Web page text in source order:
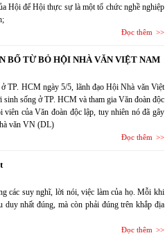
Hội để Hội thực sự là một tổ chức nghề nghiệp
Đọc thêm
BỐ TỪ BỎ HỘI NHÀ VĂN VIỆT NAM
TP. HCM ngày 5/5, lãnh đạo Hội Nhà văn Việt
sống ở TP. HCM và tham gia Văn đoàn độc
của Văn đoàn độc lập, tuy nhiên nó đã gây
văn VN (DL)
Đọc thêm
các suy nghĩ, lời nói, việc làm của họ. Mỗi khi
nhất đúng, mà còn phải đúng trên khắp địa
Đọc thêm